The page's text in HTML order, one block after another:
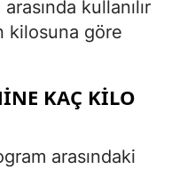
kullanılır
kilosuna göre
KAÇ KILO
arasındaki